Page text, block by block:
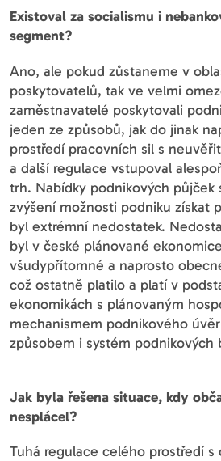
Existoval za socialismu i
segment?
Ano, ale pokud zůstaneme v
poskytovatelů, tak ve velmi
zaměstnavatelé poskytovali
jeden ze způsobů, jak do jinak
prostředí pracovních sil s
a další regulace vstupoval
trh. Nabídky podnikových půjček
zvýšení možnosti podniku získat
byl extrémní nedostatek.
byl v české plánované
všudypřítomné a naprosto
což ostatně platilo a platí v
ekonomikách s plánovaným
mechanismem podnikového
způsobem i systém podnikových
Jak byla řešena situace, kdy
nesplácel?
Tuhá regulace celého prostředí